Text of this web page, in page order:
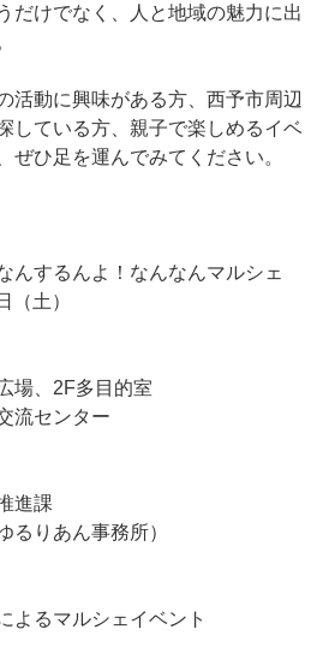
だけでなく、人と地域の魅力に出
活動に興味がある方、西予市周辺
している方、親子で楽しめるイベ
ぜひ足を運んでみてください。
んするんよ！なんなんマルシェ
（土）
場、2F多目的室
流センター
進課
るりあん事務所）
よるマルシェイベント